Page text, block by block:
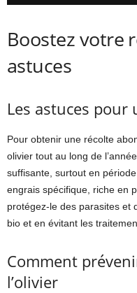
Boostez votre
astuces
Les astuces
Pour obtenir une récolte
olivier tout au long de
suffisante, surtout en
engrais spécifique, riche en
protégez-le des parasites et
bio et en évitant les
Comment
l’olivier